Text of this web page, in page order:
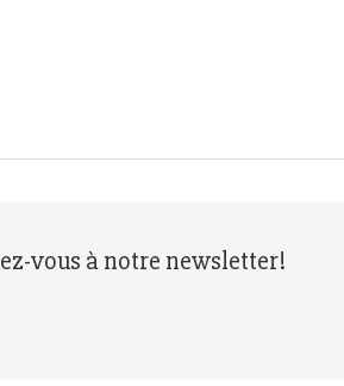
vous à notre newsletter!